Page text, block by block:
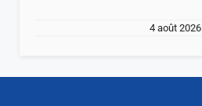
4 août 2026